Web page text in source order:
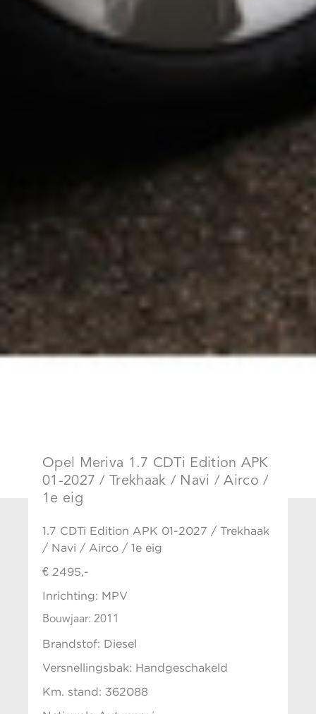
Opel Meriva 1.7 CDTi Edition APK
01-2027 / Trekhaak / Navi / Airco /
1e eig
1.7 CDTi Edition APK 01-2027 / Trekhaak
/ Navi / Airco / 1e eig
€ 2495,-
Inrichting: MPV
Bouwjaar: 2011
Brandstof: Diesel
Versnellingsbak: Handgeschakeld
Km. stand: 362088